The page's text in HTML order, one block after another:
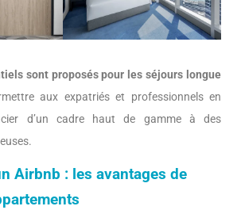
sont proposés pour les séjours longue
aux expatriés et professionnels en
d’un cadre haut de gamme à des
Airbnb : les avantages de